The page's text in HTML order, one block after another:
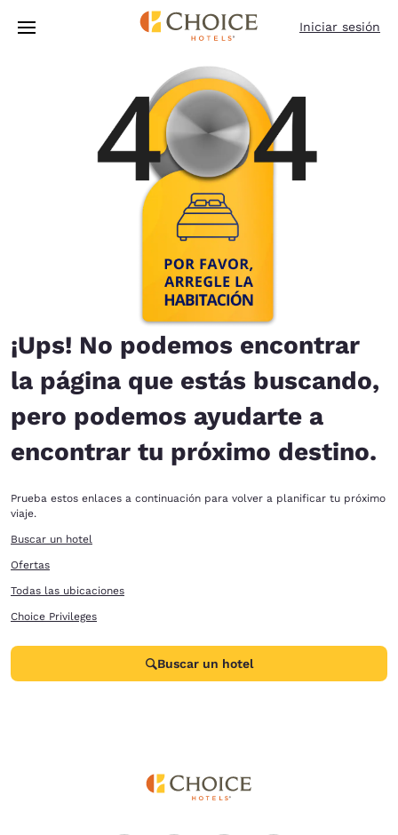
Pasar A Contenido Principal
Iniciar sesión
¡Ups! No podemos encontrar
la página que estás buscando,
pero podemos ayudarte a
encontrar tu próximo destino.
Prueba estos enlaces a continuación para volver a planificar tu próximo
viaje.
Buscar un hotel
Ofertas
Todas las ubicaciones
Choice Privileges
Buscar un hotel